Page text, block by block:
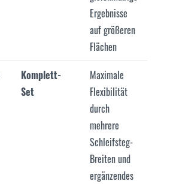
Ergebnisse
auf größeren
Flächen
Komplett-
Set
Maximale
Flexibilität
durch
mehrere
Schleifsteg-
Breiten und
ergänzendes